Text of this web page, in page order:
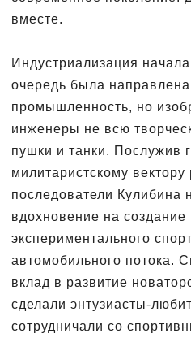
ЛАУРА, 1982
НАМИ ОХТА, 1986-87
вместе.
Индустриализация
очередь была
промышленность, но
инженеры не всю
пушки и танки. Послужив
милитаристскому вектору
последователи Кулибина
вдохновение на создание
экспериментального
автомобильного потока.
вклад в развитие
сделали энтузиасты-
сотрудничали со